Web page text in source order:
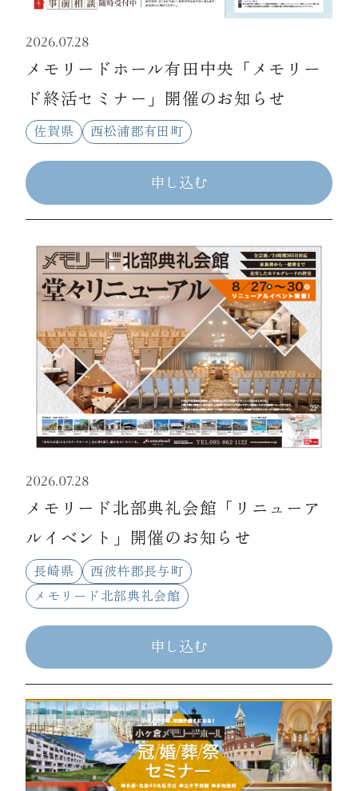
2026.07.28
メモリードホール有田中央「メモリー
ド終活セミナー」開催のお知らせ
佐賀県 西松浦郡有田町
申し込む
2026.07.28
メモリード北部典礼会館「リニューア
ルイベント」開催のお知らせ
長崎県
西彼杵郡長与町
メモリード北部典礼会館
申し込む